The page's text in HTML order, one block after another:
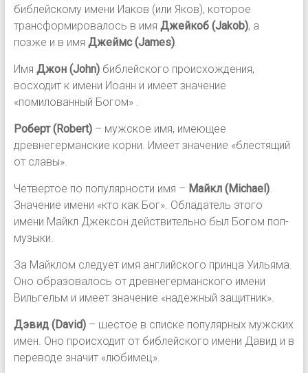
библейскому имени Иаков (или Яков), которое
трансформировалось в имя Джейкоб (Jakob), а
позже и в имя Джеймс (James).
Имя Джон (John)библейского происхождения,
восходит к имени Иоанн и имеет значение
«помилованный Богом» .
Роберт (Robert)– мужское имя, имеющее
древнегерманские корни. Имеет значение «блестящий
от славы».
Четвертое по популярности имя – Майкл (Michael).
Значение имени «кто как Бог». Обладатель этого
имени Майкл Джексон действительно был Богом поп-
музыки.
За Майклом следует имя английского принца Уильяма.
Оно образовалось от древнегерманского имени
Вильгельм и имеет значение «надежный защитник».
Дэвид (David) – шестое в списке популярных мужских
имен. Оно происходит от библейского имени Давид и в
переводе значит «любимец».